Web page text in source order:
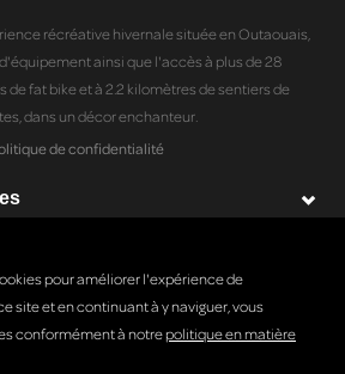
récréative hivernale située en Outaouais,
ainsi que l'accès à plus de 28
de fat bike et à 2.2 kilomètres de sentiers de
dans un décor enchanteur.
de confidentialité
pour améliorer l'expérience de
site et en continuant à y naviguer, vous
conformément à notrepolitique en matière